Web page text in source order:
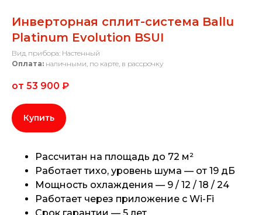
Инверторная сплит-система Ballu
Platinum Evolution BSUI
Вид прибора: Настенный
Оплата: наличными, по карте, в рассрочку
от 53 900 ₽
Купить
Рассчитан на площадь до 72 м²
Работает тихо, уровень шума — от 19 дБ
Мощность охлаждения — 9 / 12 / 18 / 24
Работает через приложение с Wi-Fi